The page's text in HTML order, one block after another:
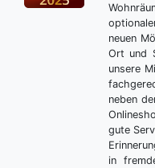
neuen
Ort und
unsere
neben
gute
in